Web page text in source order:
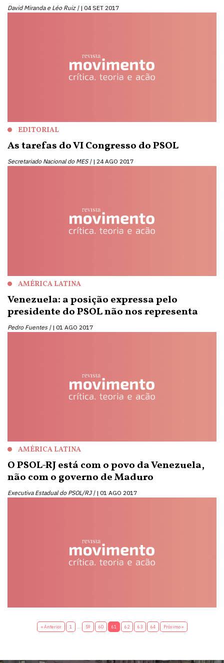
David Miranda e Léo Ruiz | 04 SET 2017
EDITORIAL
As tarefas do VI Congresso do PSOL
Secretariado Nacional do MES | 24 AGO 2017
AMÉRICA LATINA
Venezuela: a posição expressa pelo
presidente do PSOL não nos representa
Pedro Fuentes | 01 AGO 2017
AMÉRICA LATINA
O PSOL-RJ está com o povo da Venezuela,
não com o governo de Maduro
Executiva Estadual do PSOL/RJ | 01 AGO 2017
« Anterior 1 59 60 61 62 63 64 Próximo »